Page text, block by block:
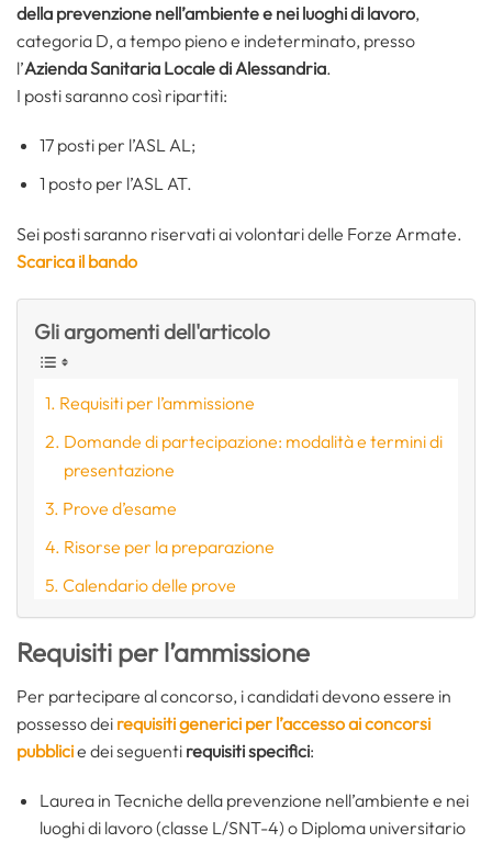
della prevenzione nell’ambiente e nei luoghi di lavoro,
categoria D, a tempo pieno e indeterminato, presso
l’Azienda Sanitaria Locale di Alessandria.
I posti saranno così ripartiti:
17 posti per l’ASL AL;
1 posto per l’ASL AT.
Sei posti saranno riservati ai volontari delle Forze Armate.
Scarica il bando
Gli argomenti dell'articolo
Requisiti per l’ammissione
Domande di partecipazione: modalità e termini di
presentazione
Prove d’esame
Risorse per la preparazione
Calendario delle prove
Requisiti per l’ammissione
Per partecipare al concorso, i candidati devono essere in
possesso dei requisiti generici per l’accesso ai concorsi
pubblicie dei seguenti requisiti specifici:
Laurea in Tecniche della prevenzione nell’ambiente e nei
luoghi di lavoro (classe L/SNT-4) o Diploma universitario